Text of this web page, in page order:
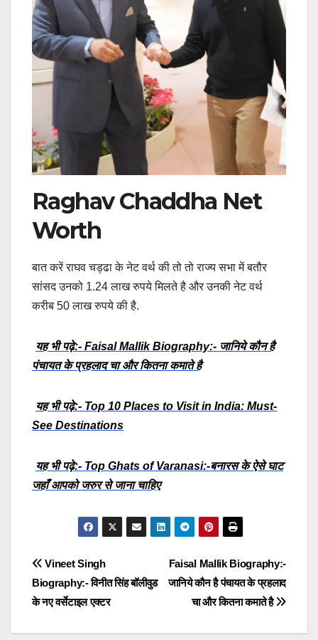
Raghav Chaddha Net
Worth
बात करें राघव चड्ढा के नेट वर्थ की तो तो राज्य सभा में बतौर
सांसद उनको 1.24 लाख रुपये मिलते है और उनकी नेट वर्थ
करीब 50 लाख रुपये की है.
यह भी पढ़े:- Faisal Mallik Biography:- जानिये कौन है
पंचायत के प्रहलाद चा और कितना कमाते है
यह भी पढ़े:- Top 10 Places to Visit in India: Must-
See Destinations
यह भी पढ़े:- Top Ghats of Varanasi:-बनारस के ऐसे घाट
जहाँ आपको जरुर से जाना चाहिए
Post
navigation
Faisal Mallik Biography:-
जानिये कौन है पंचायत के प्रहलाद
चा और कितना कमाते है
Vineet Singh
Biography:- विनीत सिंह बॉलीवुड
के नए वर्सेटाइल एक्टर